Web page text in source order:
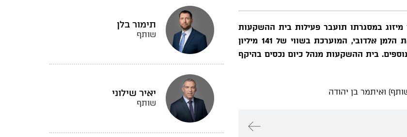
מיזוג במסגרתו תועבר פעילות בית ההשקעות
לתוך החברה הבורסאית – סוהו נדל"ן. המיזוג יהפוך את הלמן אלדובי, המוערכת בשווי של 141 מיליון
בית ההשקעות מנהל כיום נכסים בהיקף
ואיתמר בן יהודה
תימור בלן
שותף
יאיר שילוני
שותף